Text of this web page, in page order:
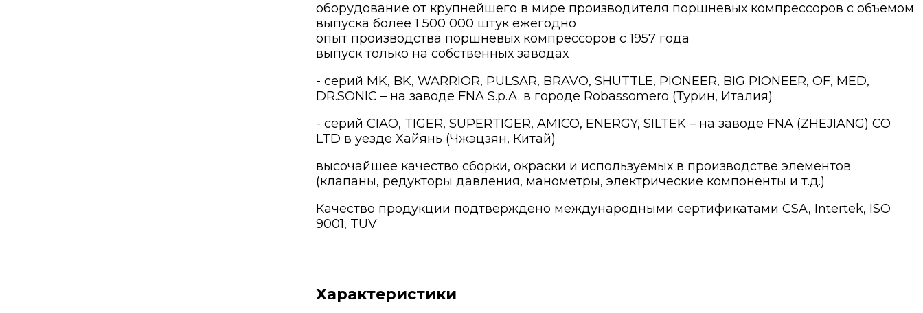
оборудование от крупнейшего в мире производителя поршневых компрессоров с объемом
выпуска более 1 500 000 штук ежегодно
опыт производства поршневых компрессоров с 1957 года
выпуск только на собственных заводах
- серий MK, BK, WARRIOR, PULSAR, BRAVO, SHUTTLE, PIONEER, BIG PIONEER, OF, MED,
DR.SONIC – на заводе FNA S.p.A. в городе Robassomero (Турин, Италия)
- серий CIAO, TIGER, SUPERTIGER, AMICO, ENERGY, SILTEK – на заводе FNA (ZHEJIANG) CO
LTD в уезде Хайянь (Чжэцзян, Китай)
высочайшее качество сборки, окраски и используемых в производстве элементов
(клапаны, редукторы давления, манометры, электрические компоненты и т.д.)
Качество продукции подтверждено международными сертификатами CSA, Intertek, ISO
9001, TUV
Характеристики